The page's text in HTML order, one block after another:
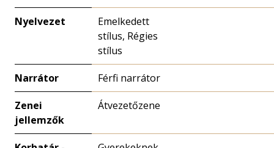
Nyelvezet
Emelkedett
stílus, Régies
stílus
Narrátor Férfi narrátor
Zenei
jellemzők
Átvezetőzene